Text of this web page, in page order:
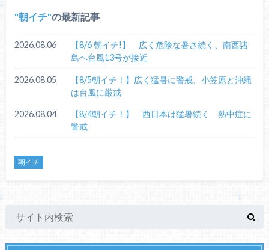
朝イチ の最新記事
2026.08.06
【8/6 朝イチ!】 広く危険な暑さ続く、南西諸
島へ台風13号が接近
2026.08.05
【8/5朝イチ！】広く猛暑に警戒、小笠原と沖縄
は台風に厳戒
2026.08.04
【8/4朝イチ！】 西日本は猛暑続く 熱中症に
警戒
朝イチ